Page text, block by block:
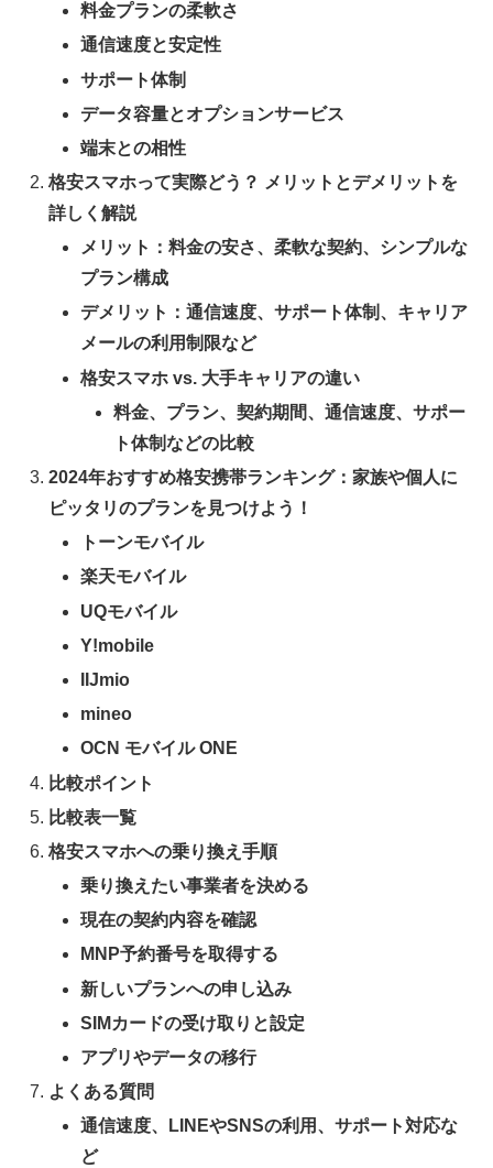
料金プランの柔軟さ
通信速度と安定性
サポート体制
データ容量とオプションサービス
端末との相性
格安スマホって実際どう？ メリットとデメリットを
詳しく解説
メリット：料金の安さ、柔軟な契約、シンプルな
プラン構成
デメリット：通信速度、サポート体制、キャリア
メールの利用制限など
格安スマホ vs. 大手キャリアの違い
料金、プラン、契約期間、通信速度、サポー
ト体制などの比較
2024年おすすめ格安携帯ランキング：家族や個人に
ピッタリのプランを見つけよう！
トーンモバイル
楽天モバイル
UQモバイル
Y!mobile
IIJmio
mineo
OCN モバイル ONE
比較ポイント
比較表一覧
格安スマホへの乗り換え手順
乗り換えたい事業者を決める
現在の契約内容を確認
MNP予約番号を取得する
新しいプランへの申し込み
SIMカードの受け取りと設定
アプリやデータの移行
よくある質問
通信速度、LINEやSNSの利用、サポート対応な
ど